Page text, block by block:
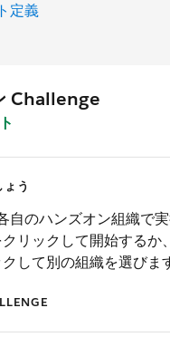
定義
Challenge
う
自のハンズオン組織で
クリックして開始するか
して別の組織を選びま